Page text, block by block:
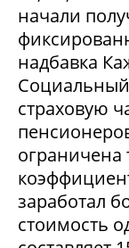
начали
надбавка
страховую
заработал
стоимость